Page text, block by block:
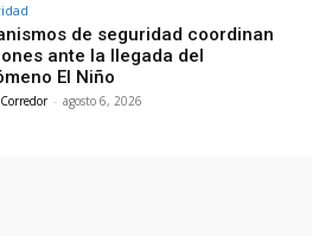
de seguridad coordinan
ante la llegada del
El Niño
- agosto 6, 2026